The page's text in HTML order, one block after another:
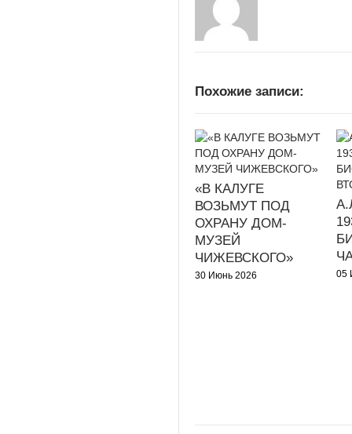
Похожие записи:
«В КАЛУГЕ
ВОЗЬМУТ ПОД
ОХРАНУ ДОМ-
МУЗЕЙ
ЧИЖЕВСКОГО»
30 Июнь 2026 05